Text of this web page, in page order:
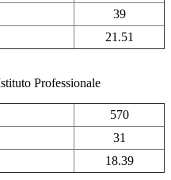
39
21.51
Professionale
570
31
18.39